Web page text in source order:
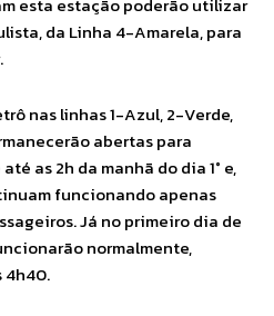
da Linha 4-Amarela, para
nas linhas 1-Azul, 2-Verde,
abertas para
as 2h da manhã do dia 1° e,
funcionando apenas
Já no primeiro dia de
normalmente,
4h40.